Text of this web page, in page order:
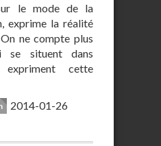
le mode de la
exprime la réalité
On ne compte plus
se situent dans
expriment cette
2014-01-26